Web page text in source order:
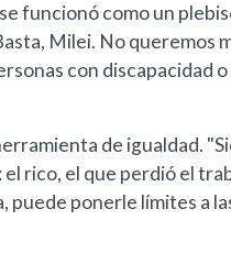
funcionó como un
Milei. No queremos
con discapacidad
de igualdad.
rico, el que perdió el
puede ponerle límites a